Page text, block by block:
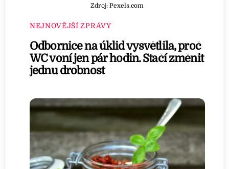
Zdroj: Pexels.com
NEJNOVĚJŠÍ ZPRÁVY
Odbornice na úklid vysvětlila, proč
WC voní jen pár hodin. Stačí změnit
jednu drobnost